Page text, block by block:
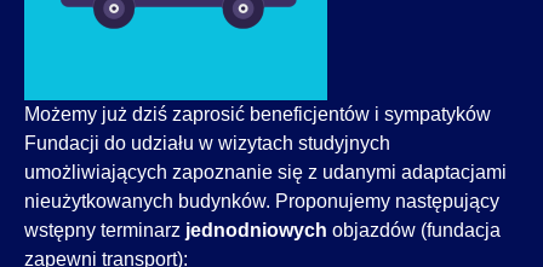
Możemy już dziś zaprosić beneficjentów i sympatyków
Fundacji do udziału w wizytach studyjnych
umożliwiających zapoznanie się z udanymi adaptacjami
nieużytkowanych budynków. Proponujemy następujący
wstępny terminarz jednodniowych objazdów (fundacja
zapewni transport):